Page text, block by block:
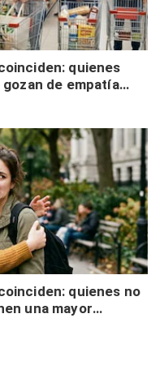
quienes
de empatía
autocontrol
quienes no
una mayor
y no es por